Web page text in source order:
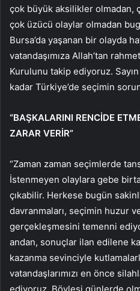
çok büyük aksilikler olmadan,
çok üzücü olaylar olmadan
Bursa’da yaşanan bir olayda
vatandaşımıza Allah’tan
Kurulunu takip ediyoruz.
kadar Türkiye’de seçimin
“BAŞKALARINI RENCİDE
ZARAR VERİR”
“Zaman zaman seçimlerde
İstenmeyen olaylara gebe
çıkabilir. Herkese bugün
davranmaları, seçimin huzur
gerçekleşmesini temenni
andan, sonuçlar ilan edilene
kazanma sevinciyle
vatandaşlarımızı en önce